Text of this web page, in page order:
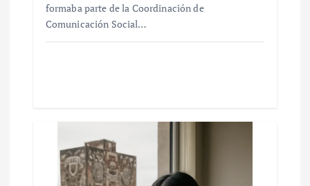
formaba parte de la Coordinación de
Comunicación Social…